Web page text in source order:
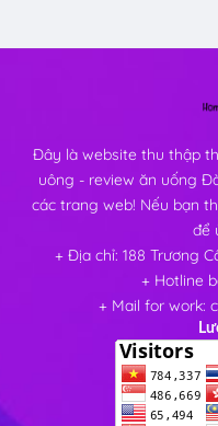
Đây là website thu thập
uông - review ăn uống
các trang web! Nếu bạn
để
+ Địa chỉ: 188 Trương
+ Hotline
+ Mail for work: